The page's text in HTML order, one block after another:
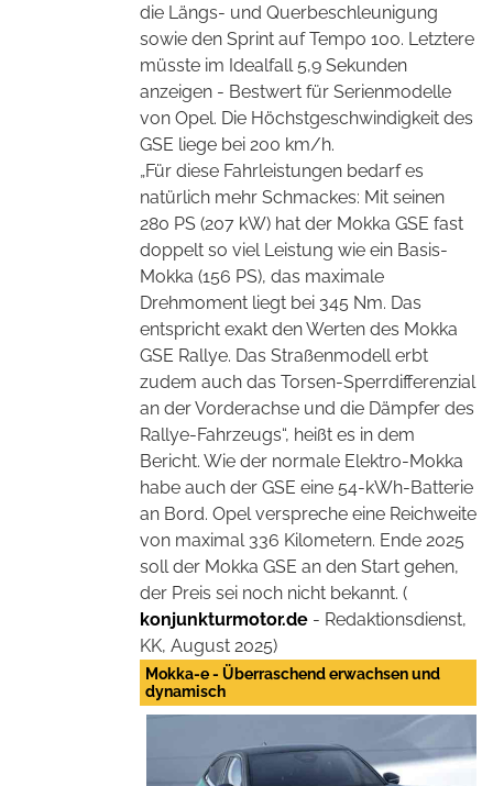
die Längs- und Querbeschleunigung
sowie den Sprint auf Tempo 100. Letztere
müsste im Idealfall 5,9 Sekunden
anzeigen - Bestwert für Serienmodelle
von Opel. Die Höchstgeschwindigkeit des
GSE liege bei 200 km/h.
„Für diese Fahrleistungen bedarf es
natürlich mehr Schmackes: Mit seinen
280 PS (207 kW) hat der Mokka GSE fast
doppelt so viel Leistung wie ein Basis-
Mokka (156 PS), das maximale
Drehmoment liegt bei 345 Nm. Das
entspricht exakt den Werten des Mokka
GSE Rallye. Das Straßenmodell erbt
zudem auch das Torsen-Sperrdifferenzial
an der Vorderachse und die Dämpfer des
Rallye-Fahrzeugs“, heißt es in dem
Bericht. Wie der normale Elektro-Mokka
habe auch der GSE eine 54-kWh-Batterie
an Bord. Opel verspreche eine Reichweite
von maximal 336 Kilometern. Ende 2025
soll der Mokka GSE an den Start gehen,
der Preis sei noch nicht bekannt. (
konjunkturmotor.de - Redaktionsdienst,
KK, August 2025)
Mokka-e - Überraschend erwachsen und
dynamisch